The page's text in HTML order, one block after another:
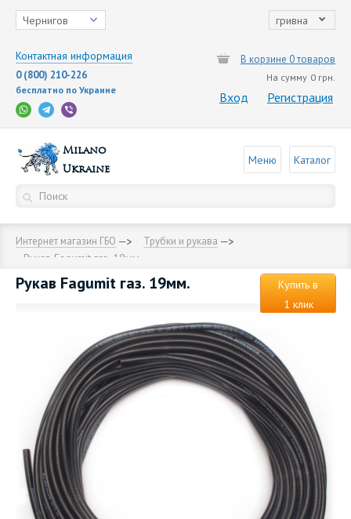
Чернигов гривна
Контактная информация
0 (800) 210-226
бесплатно по Украине
В корзине 0 товаров
На сумму 0 грн.
Вход Регистрация
Milano
Ukraine
Меню Каталог
Интернет магазин ГБО Трубки и рукава
Рукав Fagumit газ. 19мм.
Рукав Fagumit газ. 19мм.
Купить в
1 клик